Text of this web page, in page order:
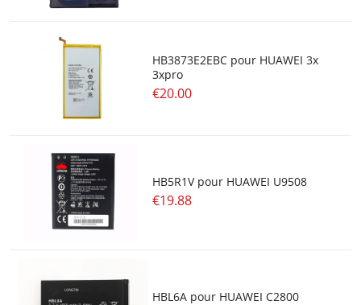
HB3873E2EBC pour HUAWEI 3x
3xpro
€20.00
HB5R1V pour HUAWEI U9508
€19.88
HBL6A pour HUAWEI C2800